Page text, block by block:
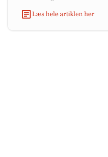
Læs hele artiklen her